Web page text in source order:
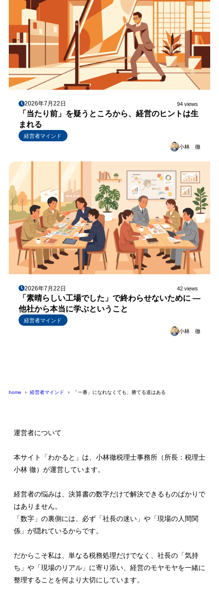
2026年7月22日 94 views
「当たり前」を疑うところから、経営のヒントは生
まれる
経営者マインド
小林 徹
2026年7月22日 42 views
「素晴らしい工場でした」で終わらせないために ―
他社から本当に学ぶということ
経営者マインド
小林 徹
home 経営者マインド 「一番」になれなくても、勝てる道はある
運営者について
本サイト「わかると」は、小林徹税理士事務所（所長：税理士
小林 徹）が運営しています。
経営者の悩みは、決算書の数字だけで解決できるものばかりで
はありません。
「数字」の裏側には、必ず「社長の迷い」や「現場の人間関
係」が隠れているからです。
だからこそ私は、単なる税務処理だけでなく、社長の「気持
ち」や「現場のリアル」に寄り添い、経営のモヤモヤを一緒に
整理することを何より大切にしています。